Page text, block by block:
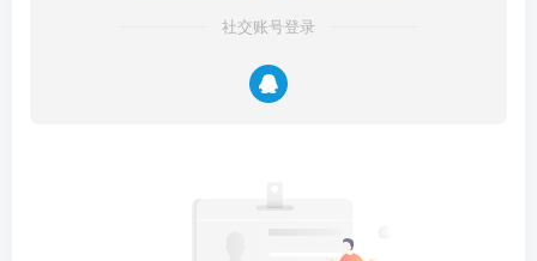
社交账号登录